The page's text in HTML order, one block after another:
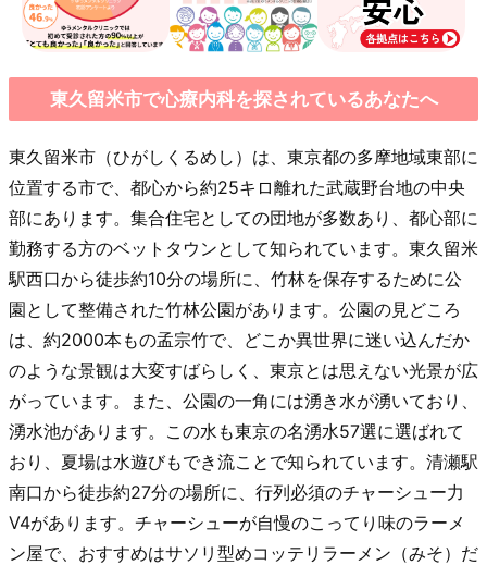
東久留米市で心療内科を探されているあなたへ
東久留米市（ひがしくるめし）は、東京都の多摩地域東部に
位置する市で、都心から約25キロ離れた武蔵野台地の中央
部にあります。集合住宅としての団地が多数あり、都心部に
勤務する方のベットタウンとして知られています。東久留米
駅西口から徒歩約10分の場所に、竹林を保存するために公
園として整備された竹林公園があります。公園の見どころ
は、約2000本もの孟宗竹で、どこか異世界に迷い込んだか
のような景観は大変すばらしく、東京とは思えない光景が広
がっています。また、公園の一角には湧き水が湧いており、
湧水池があります。この水も東京の名湧水57選に選ばれて
おり、夏場は水遊びもでき流ことで知られています。清瀬駅
南口から徒歩約27分の場所に、行列必須のチャーシュー力
V4があります。チャーシューが自慢のこってり味のラーメ
ン屋で、おすすめはサソリ型めコッテリラーメン（みそ）だ